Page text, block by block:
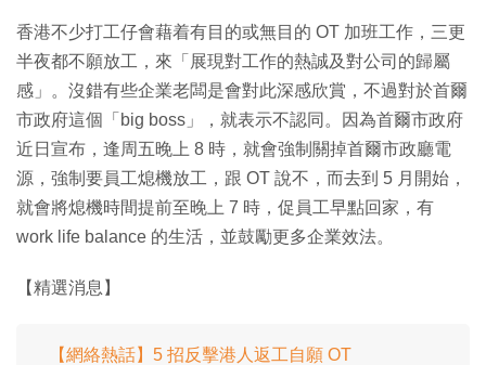
香港不少打工仔會藉着有目的或無目的 OT 加班工作，三更
半夜都不願放工，來「展現對工作的熱誠及對公司的歸屬
感」。沒錯有些企業老闆是會對此深感欣賞，不過對於首爾
市政府這個「big boss」，就表示不認同。因為首爾市政府
近日宣布，逢周五晚上 8 時，就會強制關掉首爾市政廳電
源，強制要員工熄機放工，跟 OT 說不，而去到 5 月開始，
就會將熄機時間提前至晚上 7 時，促員工早點回家，有
work life balance 的生活，並鼓勵更多企業效法。
【精選消息】
【網絡熱話】5 招反擊港人返工自願 OT